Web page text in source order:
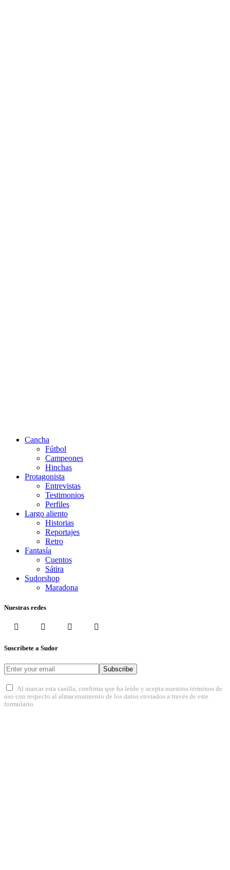
Cancha
Fútbol
Campeones
Hinchas
Protagonista
Entrevistas
Testimonios
Perfiles
Largo aliento
Historias
Reportajes
Retro
Fantasía
Cuentos
Sátira
Sudorshop
Maradona
Nuestras redes
Suscríbete a Sudor
Subscribe
Al marcar esta casilla, confirma que ha leído y acepta nuestros términos de
uso con respecto al almacenamiento de los datos enviados a través de este
formulario.